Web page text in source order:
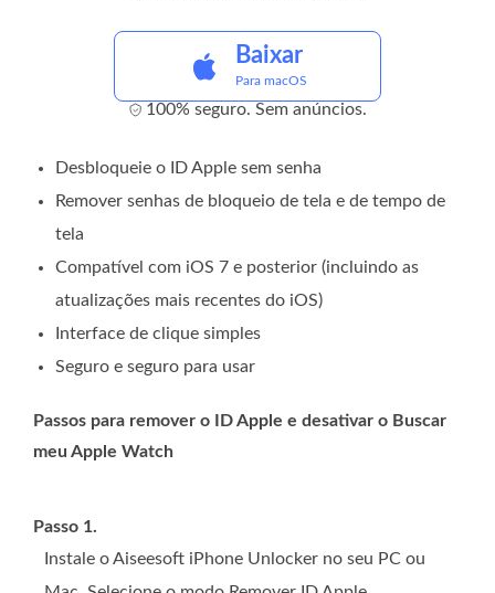
Baixar
Para macOS
100% seguro. Sem anúncios.
Desbloqueie o ID Apple sem senha
Remover senhas de bloqueio de tela e de tempo de
tela
Compatível com iOS 7 e posterior (incluindo as
atualizações mais recentes do iOS)
Interface de clique simples
Seguro e seguro para usar
Passos para remover o ID Apple e desativar o Buscar
meu Apple Watch
Passo 1.
Instale o Aiseesoft iPhone Unlocker no seu PC ou